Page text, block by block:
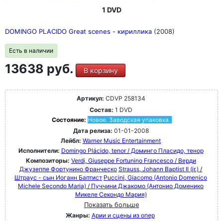
1 DVD
DOMINGO PLACIDO Great scenes - кириллика (2008)
Есть в наличии
13638 руб. В корзину
Артикул: CDVP 258134
Состав: 1 DVD
Состояние: Новое. Заводская упаковка.
Дата релиза: 01-01-2008
Лейбл: Warner Music Entertainment
Исполнители: Domingo Plácido, tenor / Доминго Пласидо, тенор
Композиторы: Verdi, Giuseppe Fortunino Francesco / Верди
Джузеппе Фортунино Франческо Strauss, Johann Baptist II (jr.) /
Штраус - сын Иоганн Баптист Puccini, Giacomo (Antonio Domenico
Michele Secondo Maria) / Пуччини Джакомо (Антонио Доменико
Микеле Секондо Мария)
Показать больше
Жанры: Арии и сцены из опер